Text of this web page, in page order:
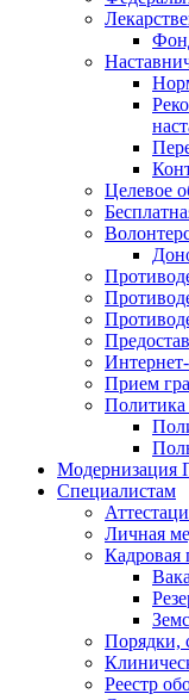
Целевое
Прием
Политика
Модернизация
Специалистам
Личная
Кадровая
Порядки,
Реестр